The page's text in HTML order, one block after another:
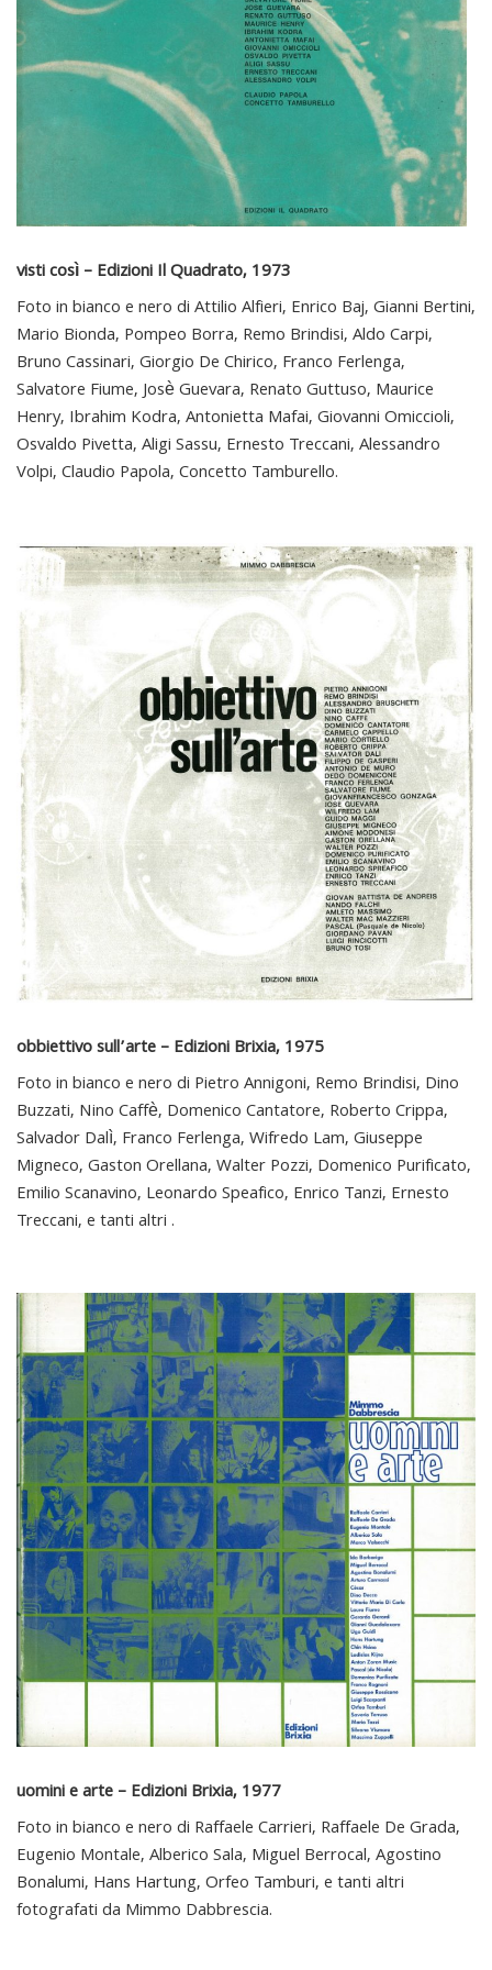
visti così – Edizioni Il Quadrato, 1973
Foto in bianco e nero di Attilio Alfieri, Enrico Baj, Gianni Bertini,
Mario Bionda, Pompeo Borra, Remo Brindisi, Aldo Carpi,
Bruno Cassinari, Giorgio De Chirico, Franco Ferlenga,
Salvatore Fiume, Josè Guevara, Renato Guttuso, Maurice
Henry, Ibrahim Kodra, Antonietta Mafai, Giovanni Omiccioli,
Osvaldo Pivetta, Aligi Sassu, Ernesto Treccani, Alessandro
Volpi, Claudio Papola, Concetto Tamburello.
obbiettivo sull’arte – Edizioni Brixia, 1975
Foto in bianco e nero di Pietro Annigoni, Remo Brindisi, Dino
Buzzati, Nino Caffè, Domenico Cantatore, Roberto Crippa,
Salvador Dalì, Franco Ferlenga, Wifredo Lam, Giuseppe
Migneco, Gaston Orellana, Walter Pozzi, Domenico Purificato,
Emilio Scanavino, Leonardo Speafico, Enrico Tanzi, Ernesto
Treccani, e tanti altri .
uomini e arte – Edizioni Brixia, 1977
Foto in bianco e nero di Raffaele Carrieri, Raffaele De Grada,
Eugenio Montale, Alberico Sala, Miguel Berrocal, Agostino
Bonalumi, Hans Hartung, Orfeo Tamburi, e tanti altri
fotografati da Mimmo Dabbrescia.